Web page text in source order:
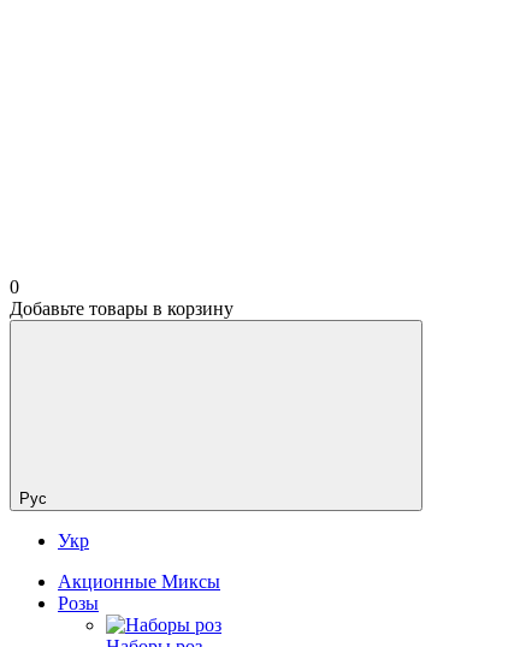
0
Добавьте товары в корзину
Рус
Укр
Акционные Миксы
Розы